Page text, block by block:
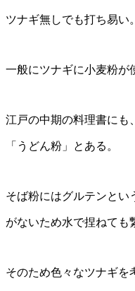
ツナギ無しでも打ち易い。
一般にツナギに小麦粉が
江戸の中期の料理書にも
「うどん粉」とある。
そば粉にはグルテンとい
がないため水で捏ねても
そのため色々なツナギを